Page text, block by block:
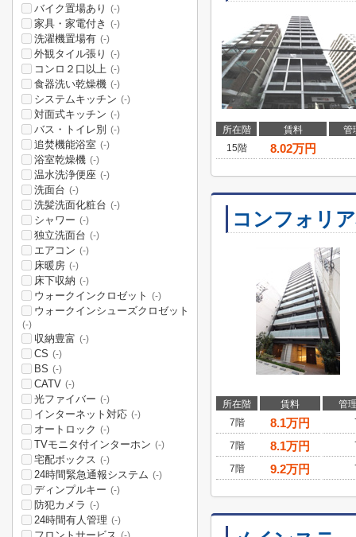
所在階 賃料
管
15階
8.02万円
コンフォリ
所在階 賃料
管
7階
8.1万円
7階 8.1万円
7階 9.2万円
バイク置場あり (-)
家具・家電付き (-)
洗濯機置場有 (-)
外観タイル張り (-)
コンロ２口以上 (-)
食器洗い乾燥機 (-)
システムキッチン (-)
対面式キッチン (-)
バス・トイレ別 (-)
追焚機能浴室 (-)
浴室乾燥機 (-)
温水洗浄便座 (-)
洗面台 (-)
洗髪洗面化粧台 (-)
シャワー (-)
独立洗面台 (-)
エアコン (-)
床暖房 (-)
床下収納 (-)
ウォークインクロゼット (-)
ウォークインシューズクロゼット
(-)
収納豊富 (-)
CS (-)
BS (-)
CATV (-)
光ファイバー (-)
インターネット対応 (-)
オートロック (-)
TVモニタ付インターホン (-)
宅配ボックス (-)
24時間緊急通報システム (-)
ディンプルキー (-)
防犯カメラ (-)
24時間有人管理 (-)